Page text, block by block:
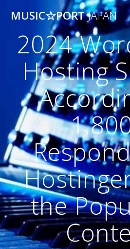
コ
ン
テ
ン
ツ
へ
ス
キ
ッ
プ
MUSIC☆PORTJAPAN
2024
Hosting
the